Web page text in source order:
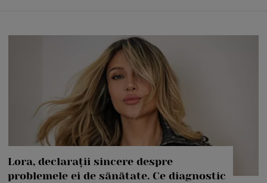
Lora, declarații sincere despre
problemele ei de sănătate. Ce diagnostic